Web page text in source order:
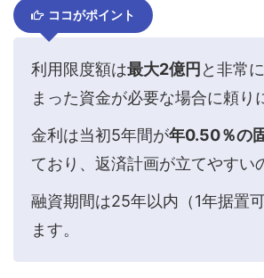
ココがポイント
利用限度額は最大2億円と非常
まった資金が必要な場合に頼り
金利は当初5年間が年0.50％の
ており、返済計画が立てやすい
融資期間は25年以内（1年据置
ます。